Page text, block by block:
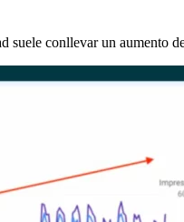
suele conllevar un aumento